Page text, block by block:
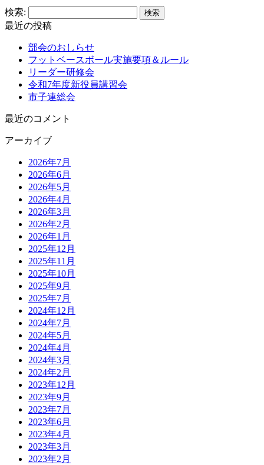
検索:
最近の投稿
部会のおしらせ
フットベースボール実施要項＆ルール
リーダー研修会
令和7年度新役員講習会
市子連総会
最近のコメント
アーカイブ
2026年7月
2026年6月
2026年5月
2026年4月
2026年3月
2026年2月
2026年1月
2025年12月
2025年11月
2025年10月
2025年9月
2025年7月
2024年12月
2024年7月
2024年5月
2024年4月
2024年3月
2024年2月
2023年12月
2023年9月
2023年7月
2023年6月
2023年4月
2023年3月
2023年2月